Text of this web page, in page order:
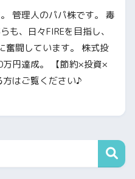
管理人のパパ株です。 毒
も、日々FIREを目指し、
奮闘しています。 株式投
円達成。 【節約×投資×
はご覧ください♪